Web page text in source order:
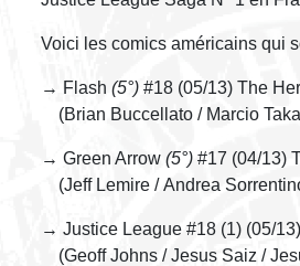
Voici les comics américains qui
→ Flash (5°) #18 (05/13) The
(Brian Buccellato / Marcio
→ Green Arrow (5°) #17 (04/13)
(Jeff Lemire / Andrea
→ Justice League #18 (1) (05/
(Geoff Johns / Jesus Saiz /